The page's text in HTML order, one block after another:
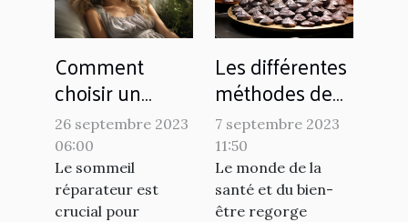
Comment
choisir un
matelas
hybride pour
un sommeil
réparateur
26 septembre 2023
06:00
Le sommeil
réparateur est
crucial pour
Les différentes
méthodes de
production de
l'argent
colloïdal
7 septembre 2023
11:50
Le monde de la
santé et du bien-
être regorge